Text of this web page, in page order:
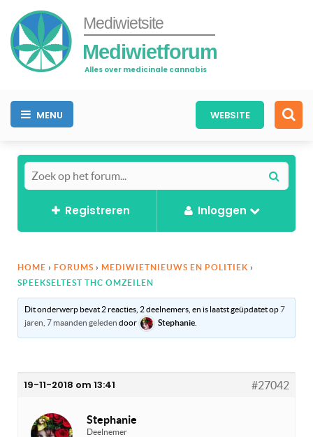
Mediwietsite
Mediwietforum
Alles over medicinale cannabis
MENU WEBSITE
Registreren Inloggen
HOME › FORUMS › MEDIWIETNIEUWS EN POLITIEK ›
SPEEKSELTEST THC OMZEILEN
Dit onderwerp bevat 2 reacties, 2 deelnemers, en is laatst geüpdatet op7
jaren, 7 maanden geleden door Stephanie
19-11-2018 om 13:41 #27042
Stephanie
Deelnemer